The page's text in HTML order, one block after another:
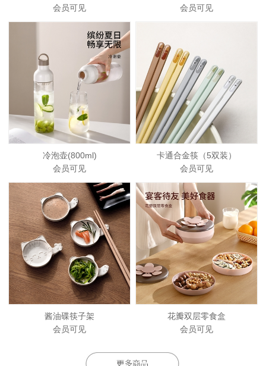
会员可见
会员可见
冷泡壶(800ml)
会员可见
卡通合金筷（5双装）
会员可见
酱油碟筷子架
会员可见
花瓣双层零食盒
会员可见